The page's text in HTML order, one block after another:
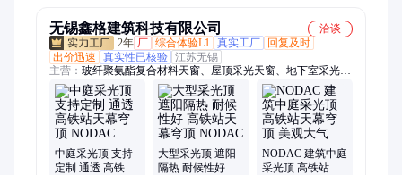
无锡鑫格建筑科技有限公司
洽谈
2年 厂 综合体验L1 真实工厂
回复及时
出价迅速
真实性已核验 江苏无锡
主营： 玻纤聚氨酯复合材料天窗、屋顶采光天窗、地下室采光井
天窗、消防排烟天窗、模块化成品天窗、防火窗、逃生窗、屋顶
出人天窗、阳台窗
中庭采光顶 支持
定制 通透 高铁站
大型采光顶 遮阳
隔热 耐候性好 高
NODAC 建筑中庭
采光顶 高铁站天